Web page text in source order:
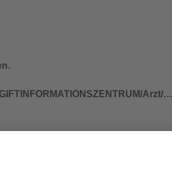
Arzt/…
der Entsorgung zuführen.